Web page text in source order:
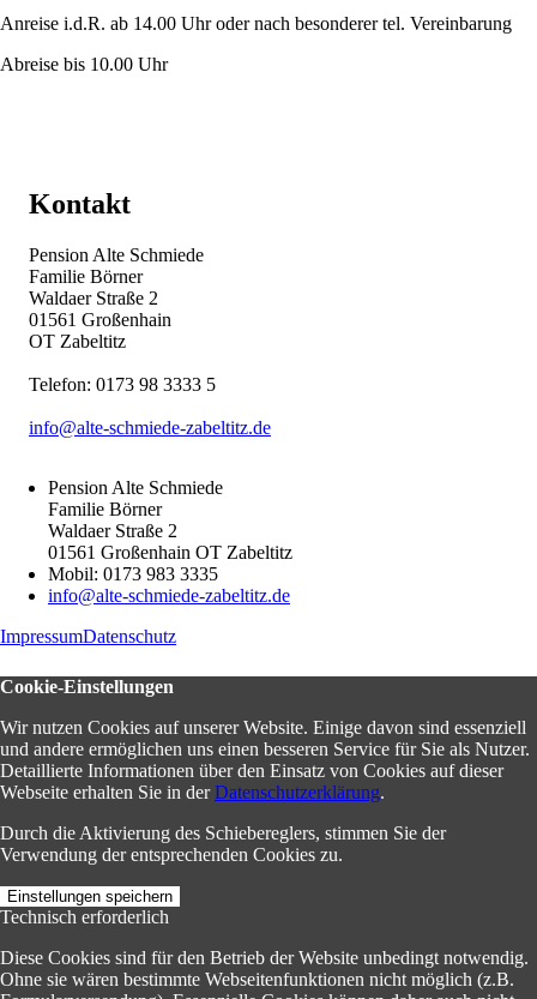
Anreise i.d.R. ab 14.00 Uhr oder nach besonderer tel. Vereinbarung
Abreise bis 10.00 Uhr
Kontakt
Pension Alte Schmiede
Familie Börner
Waldaer Straße 2
01561 Großenhain
OT Zabeltitz
Telefon: 0173 98 3333 5
info@alte-schmiede-zabeltitz.de
Pension Alte Schmiede
Familie Börner
Waldaer Straße 2
01561 Großenhain OT Zabeltitz
Mobil: 0173 983 3335
info@alte-schmiede-zabeltitz.de
ImpressumDatenschutz
Cookie-Einstellungen
Wir nutzen Cookies auf unserer Website. Einige davon sind essenziell
und andere ermöglichen uns einen besseren Service für Sie als Nutzer.
Detaillierte Informationen über den Einsatz von Cookies auf dieser
Webseite erhalten Sie in derDatenschutzerklärung.
Durch die Aktivierung des Schiebereglers, stimmen Sie der
Verwendung der entsprechenden Cookies zu.
Einstellungen speichern
Technisch erforderlich
Diese Cookies sind für den Betrieb der Website unbedingt notwendig.
Ohne sie wären bestimmte Webseitenfunktionen nicht möglich (z.B.